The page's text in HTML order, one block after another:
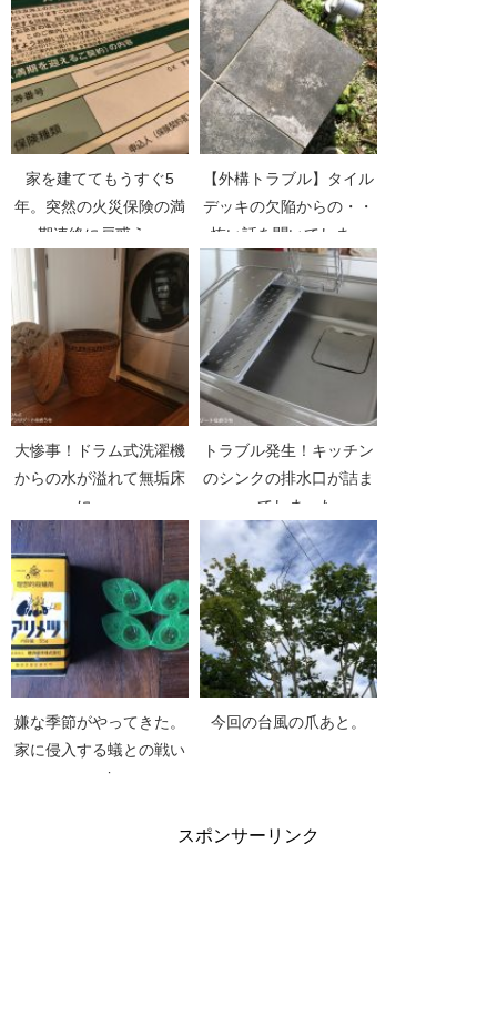
家を建ててもうすぐ5
年。突然の火災保険の満
期連絡に戸惑う。
【外構トラブル】タイル
デッキの欠陥からの・・
怖い話を聞いてしまっ
た。
大惨事！ドラム式洗濯機
からの水が溢れて無垢床
に・・
トラブル発生！キッチン
のシンクの排水口が詰ま
ってしまった
嫌な季節がやってきた。
家に侵入する蟻との戦い
again
今回の台風の爪あと。
スポンサーリンク